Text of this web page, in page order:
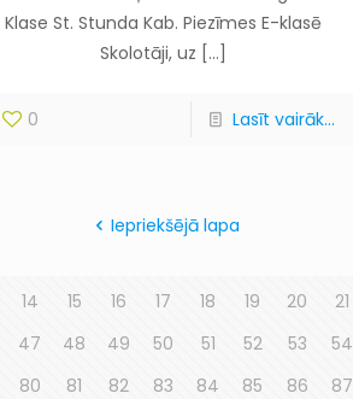
Klase St. Stunda Kab. Piezīmes E-klasē
Skolotāji, uz […]
0 Lasīt vairāk...
Iepriekšējā lapa
14 15 16 17 18 19 20 21
47 48 49 50 51 52 53 54
80 81 82 83 84 85 86 87